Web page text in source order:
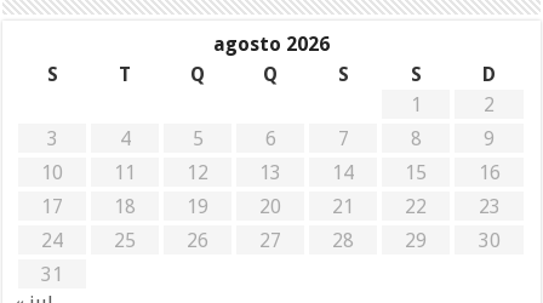
agosto 2026
S
T Q Q S S
D
1
2
3
4 5 6 7 8
9
10
11 12 13 14 15
16
17
18 19 20 21 22
23
24
25 26 27 28 29
30
31